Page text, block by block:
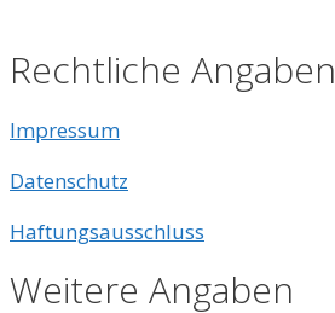
Rechtliche Angaben
Impressum
Datenschutz
Haftungsausschluss
Weitere Angaben